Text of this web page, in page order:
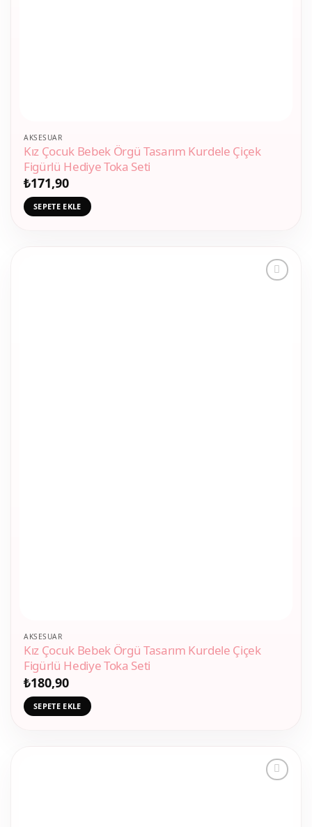
AKSESUAR
Kız Çocuk Bebek Örgü Tasarım Kurdele Çiçek
Figürlü Hediye Toka Seti
₺171,90
SEPETE EKLE
AKSESUAR
Kız Çocuk Bebek Örgü Tasarım Kurdele Çiçek
Figürlü Hediye Toka Seti
₺180,90
SEPETE EKLE